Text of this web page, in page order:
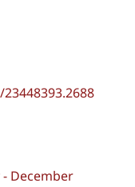
- December